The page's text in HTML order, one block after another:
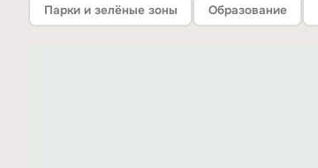
Парки и зелёные зоны Образование